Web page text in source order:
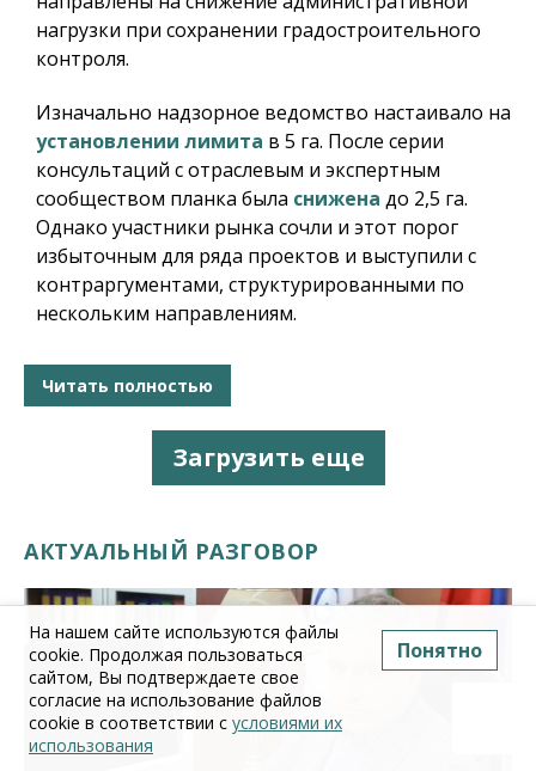
нагрузки при сохранении градостроительного
контроля.
Изначально надзорное ведомство настаивало на
установлении лимита в 5 га. После серии
консультаций с отраслевым и экспертным
сообществом планка была снижена до 2,5 га.
Однако участники рынка сочли и этот порог
избыточным для ряда проектов и выступили с
контраргументами, структурированными по
нескольким направлениям.
Читать полностью
Загрузить еще
АКТУАЛЬНЫЙ РАЗГОВОР
На нашем сайте используются файлы
cookie. Продолжая пользоваться
сайтом, Вы подтверждаете свое
согласие на использование файлов
cookie в соответствии с условиями их
использования
Понятно